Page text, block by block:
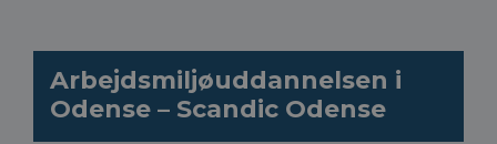
Arbejdsmiljøuddannelsen i
Odense – Scandic Odense